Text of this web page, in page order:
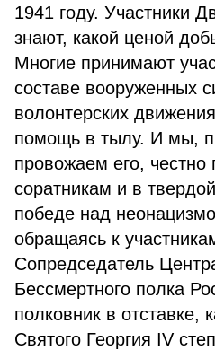
1941 году. Участники
знают, какой ценой
Многие принимают
составе вооруженных
волонтерских
помощь в тылу. И мы,
провожаем его,
соратникам и в
победе над
обращаясь к
Сопредседатель
Бессмертного полка
полковник в отставке,
Святого Георгия IV